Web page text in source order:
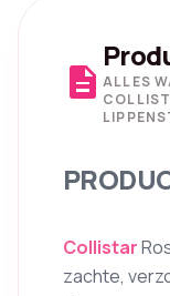
description ALLES
Collistar
zachte,